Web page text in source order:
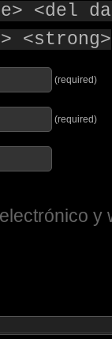
<del
<strong>
(required)
(required)